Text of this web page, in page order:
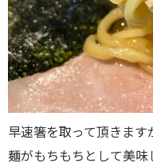
早速箸を取って頂きます
麺がもちもちとして美味